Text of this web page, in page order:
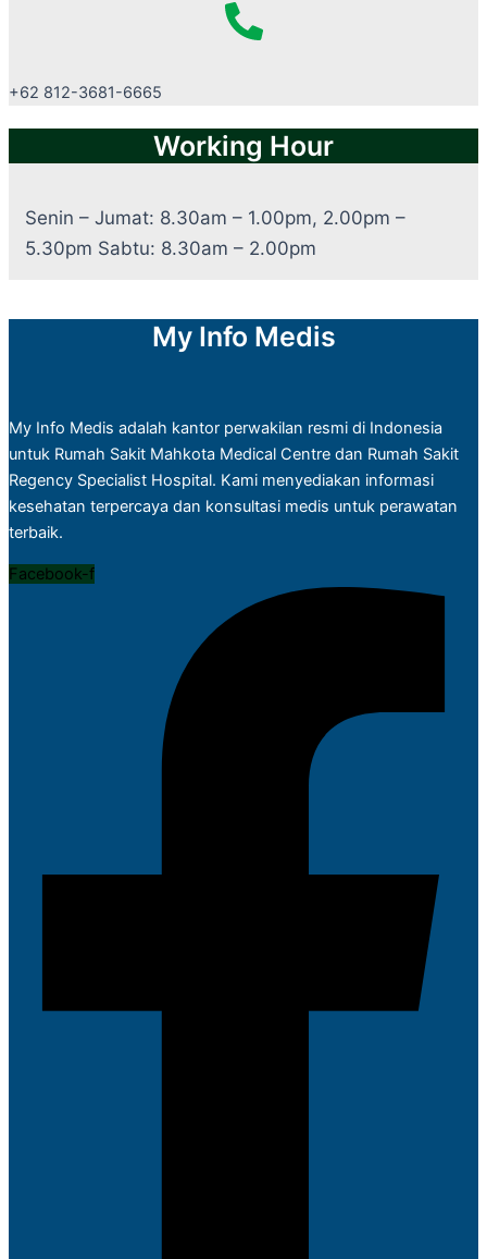
+62 812-3681-6665
Working Hour
Senin – Jumat: 8.30am – 1.00pm, 2.00pm –
5.30pm Sabtu: 8.30am – 2.00pm
My Info Medis
My Info Medis adalah kantor perwakilan resmi di Indonesia
untuk Rumah Sakit Mahkota Medical Centre dan Rumah Sakit
Regency Specialist Hospital. Kami menyediakan informasi
kesehatan terpercaya dan konsultasi medis untuk perawatan
terbaik.
Facebook-f